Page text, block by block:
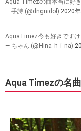
Aqua Timezの曲本当に好
— 手詩 (@dngnidol) 2020
AquaTimez今も好きですけ
— ちゃん (@Hina_h_i_na)
Aqua Timezの名